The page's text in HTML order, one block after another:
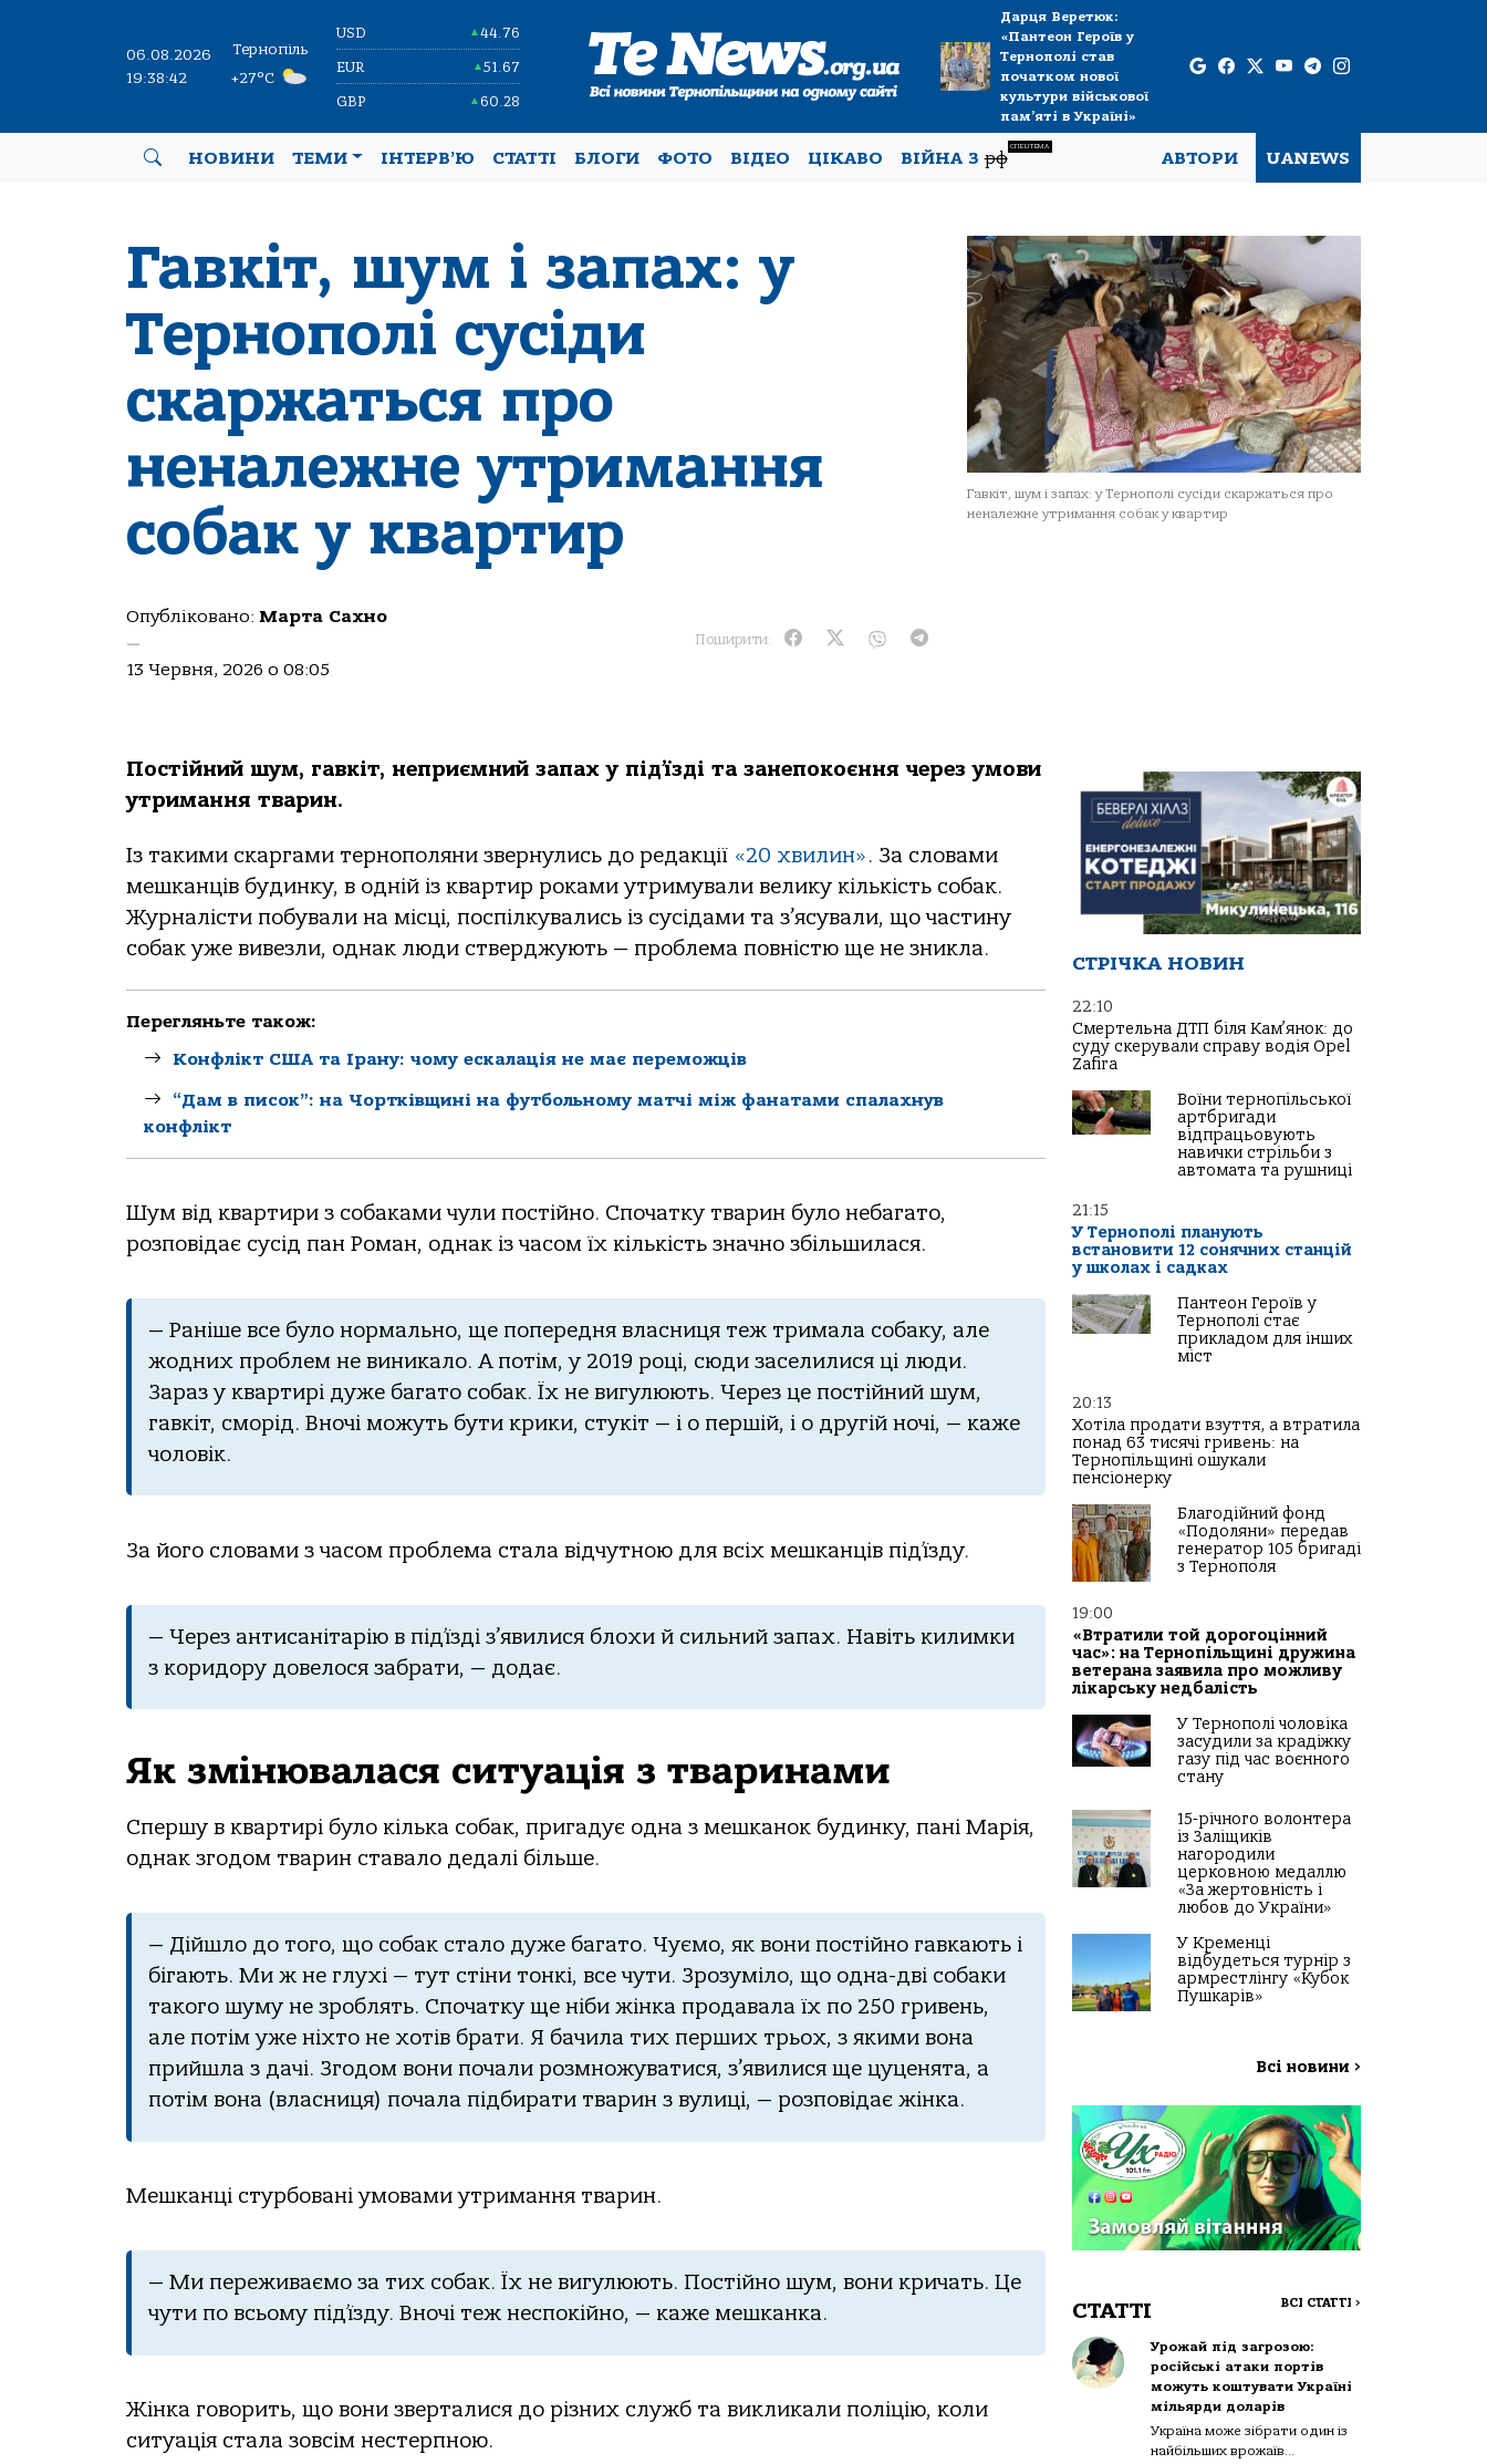
06.08.2026
19:38:43
Тернопіль
+27°C
USD ▲44.76
EUR ▲51.67
GBP ▲60.28
Дарця Веретюк:
«Пантеон Героїв у
Тернополі став
початком нової
культури військової
пам’яті в Україні»
НОВИНИ ТЕМИ ІНТЕРВ’Ю СТАТТІ БЛОГИ ФОТО ВІДЕО ЦІКАВО ВІЙНА Зрф
СПЕЦТЕМА
АВТОРИ UANEWS
Гавкіт, шум і запах: у
Тернополі сусіди
скаржаться про
неналежне утримання
собак у квартир
Опубліковано: Марта Сахно
—
13 Червня, 2026 о 08:05
Поширити:
Гавкіт, шум і запах: у Тернополі сусіди скаржаться про
неналежне утримання собак у квартир
Постійний шум, гавкіт, неприємний запах у під’їзді та занепокоєння через умови
утримання тварин.
Із такими скаргами тернополяни звернулись до редакції «20 хвилин». За словами
мешканців будинку, в одній із квартир роками утримували велику кількість собак.
Журналісти побували на місці, поспілкувались із сусідами та з’ясували, що частину
собак уже вивезли, однак люди стверджують — проблема повністю ще не зникла.
Перегляньте також:
Конфлікт США та Ірану: чому ескалація не має переможців
“Дам в писок”: на Чортківщині на футбольному матчі між фанатами спалахнув
конфлікт
Шум від квартири з собаками чули постійно. Спочатку тварин було небагато,
розповідає сусід пан Роман, однак із часом їх кількість значно збільшилася.
— Раніше все було нормально, ще попередня власниця теж тримала собаку, але
жодних проблем не виникало. А потім, у 2019 році, сюди заселилися ці люди.
Зараз у квартирі дуже багато собак. Їх не вигулюють. Через це постійний шум,
гавкіт, сморід. Вночі можуть бути крики, стукіт — і о першій, і о другій ночі, — каже
чоловік.
За його словами з часом проблема стала відчутною для всіх мешканців під’їзду.
— Через антисанітарію в під’їзді з’явилися блохи й сильний запах. Навіть килимки
з коридору довелося забрати, — додає.
Як змінювалася ситуація з тваринами
Спершу в квартирі було кілька собак, пригадує одна з мешканок будинку, пані Марія,
однак згодом тварин ставало дедалі більше.
— Дійшло до того, що собак стало дуже багато. Чуємо, як вони постійно гавкають і
бігають. Ми ж не глухі — тут стіни тонкі, все чути. Зрозуміло, що одна-дві собаки
такого шуму не зроблять. Спочатку ще ніби жінка продавала їх по 250 гривень,
але потім уже ніхто не хотів брати. Я бачила тих перших трьох, з якими вона
прийшла з дачі. Згодом вони почали розмножуватися, з’явилися ще цуценята, а
потім вона (власниця) почала підбирати тварин з вулиці, — розповідає жінка.
Мешканці стурбовані умовами утримання тварин.
— Ми переживаємо за тих собак. Їх не вигулюють. Постійно шум, вони кричать. Це
чути по всьому під’їзду. Вночі теж неспокійно, — каже мешканка.
Жінка говорить, що вони зверталися до різних служб та викликали поліцію, коли
ситуація стала зовсім нестерпною.
СТРІЧКА НОВИН
22:10
Смертельна ДТП біля Кам’янок: до
суду скерували справу водія Opel
Zafira
Воїни тернопільської
артбригади
відпрацьовують
навички стрільби з
автомата та рушниці
21:15
У Тернополі планують
встановити 12 сонячних станцій
у школах і садках
Пантеон Героїв у
Тернополі стає
прикладом для інших
міст
20:13
Хотіла продати взуття, а втратила
понад 63 тисячі гривень: на
Тернопільщині ошукали
пенсіонерку
Благодійний фонд
«Подоляни» передав
генератор 105 бригаді
з Тернополя
19:00
«Втратили той дорогоцінний
час»: на Тернопільщині дружина
ветерана заявила про можливу
лікарську недбалість
У Тернополі чоловіка
засудили за крадіжку
газу під час воєнного
стану
15-річного волонтера
із Заліщиків
нагородили
церковною медаллю
«За жертовність і
любов до України»
У Кременці
відбудеться турнір з
армрестлінгу «Кубок
Пушкарів»
Всі новини >
СТАТТІ ВСІ СТАТТІ >
Урожай під загрозою:
російські атаки портів
можуть коштувати Україні
мільярди доларів
Україна може зібрати один із
найбільших врожаїв...